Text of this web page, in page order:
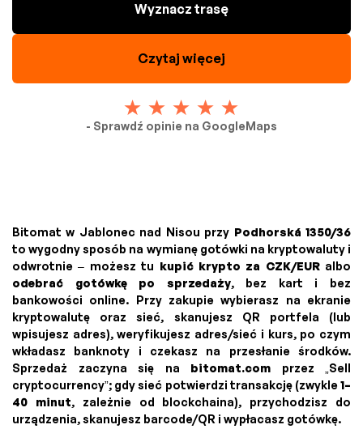
Wyznacz trasę
Czytaj więcej
- Sprawdź opinie na GoogleMaps
Bitomat w Jablonec nad Nisou przy Podhorská 1350/36
to wygodny sposób na wymianę gotówki na kryptowaluty i
odwrotnie – możesz tu kupić krypto za CZK/EURalbo
odebrać gotówkę po sprzedaży, bez kart i bez
bankowości online. Przy zakupie wybierasz na ekranie
kryptowalutę oraz sieć, skanujesz QR portfela (lub
wpisujesz adres), weryfikujesz adres/sieć i kurs, po czym
wkładasz banknoty i czekasz na przesłanie środków.
Sprzedaż zaczyna się na bitomat.com przez „Sell
cryptocurrency”; gdy sieć potwierdzi transakcję (zwykle 1–
40 minut, zależnie od blockchaina), przychodzisz do
urządzenia, skanujesz barcode/QR i wypłacasz gotówkę.